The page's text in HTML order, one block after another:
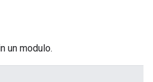
un modulo.